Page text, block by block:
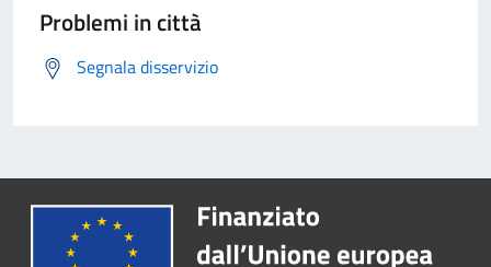
Problemi in città
Segnala disservizio